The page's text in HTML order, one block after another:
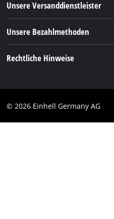
Verpackungsrichtlinien
Hinweise zur Batterieentsorgung
Vertrag widerrufen
Pinterest
Linkedin
Unsere Versanddienstleister
Unsere Bezahlmethoden
Rechtliche Hinweise
Impressum
© 2026 Einhell Germany AG